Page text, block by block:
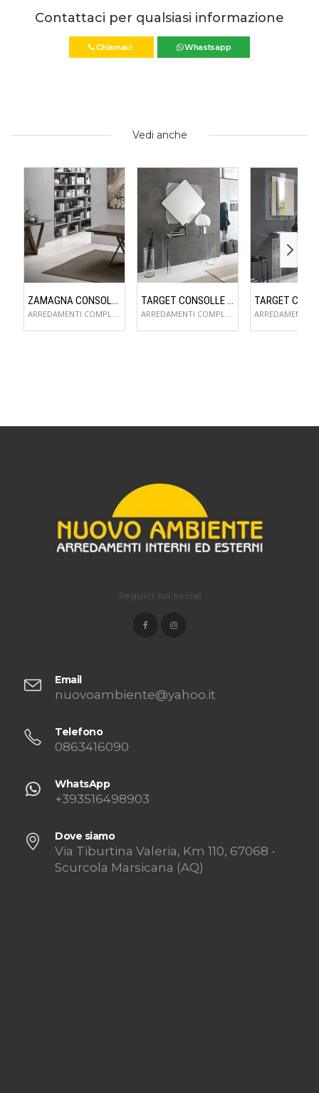
Contattaci per qualsiasi informazione
Chiamaci Whastsapp
Vedi anche
ZAMAGNA CONSOLLE FLAME
ARREDAMENTI COMPLEMENTI D'ARREDO
TARGET CONSOLLE LYNX
ARREDAMENTI COMPLEMENTI D'ARREDO
Email
nuovoambiente@yahoo.it
Telefono
0863416090
WhatsApp
+393516498903
Dove siamo
Via Tiburtina Valeria, Km 110, 67068 -
Scurcola Marsicana (AQ)